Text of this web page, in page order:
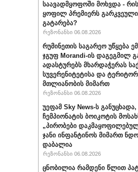
საავადმყოფოში მოხვდა -
ყოფილ პრემიერს გარკვეული
გატარება?
რეზონანსი 06.08.2026
რუმინეთის საგარეო უწყება
ჯგუფ Morandi-ის დაგეგმილ
ადასტურებს მხარდაჭერას
სუვერენიტეტისა და
მთლიანობის მიმართ
რეზონანსი 06.08.2026
უეფამ Sky News-ს
ჩემპიონატის ბოიკოტის
„პირობები
ჯანი ინფანტინოს მიმართ
დაბალია
რეზონანსი 06.08.2026
ცნობილია რამდენი წლით